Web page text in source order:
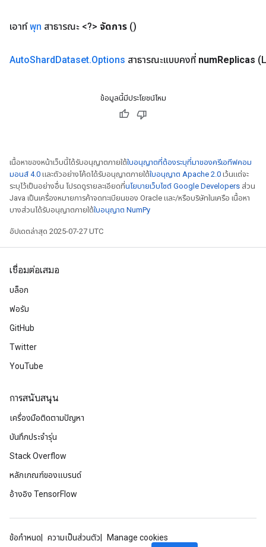
เอาท์พุท สาธารณะ <?> จัดการ ()
AutoShardDataset.Options สาธารณะแบบคงที่ numReplicas
ข้อมูลนี้มีประโยชน์ไหม
เนื้อหาของหน้าเว็บนี้ได้รับอนุญาตภายใต้ใบอนุญาตที่ต้องระบุที่มาของครีเอทีฟคอม
มอนส์ 4.0 และตัวอย่างโค้ดได้รับอนุญาตภายใต้ใบอนุญาต Apache 2.0 เว้นแต่จะ
ระบุไว้เป็นอย่างอื่น โปรดดูรายละเอียดที่นโยบายเว็บไซต์ Google Developers ส่วน
Java เป็นเครื่องหมายการค้าจดทะเบียนของ Oracle และ/หรือบริษัทในเครือ เนื้อหา
บางส่วนได้รับอนุญาตภายใต้ใบอนุญาต NumPy
อัปเดตล่าสุด 2025-07-27 UTC
เชื่อมต่อเสมอ
บล็อก
ฟอรัม
GitHub
Twitter
YouTube
การสนับสนุน
เครื่องมือติดตามปัญหา
บันทึกประจำรุ่น
Stack Overflow
หลักเกณฑ์ของแบรนด์
อ้างอิง TensorFlow
ข้อกำหนด ความเป็นส่วนตัว
Manage cookies